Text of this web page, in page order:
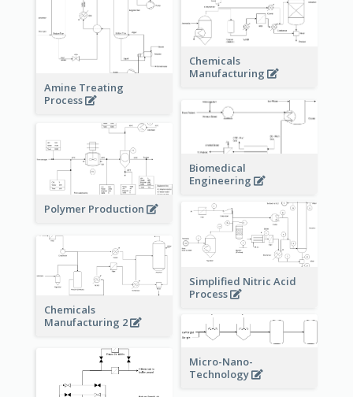
Amine Treating
Process
Chemicals
Manufacturing
Biomedical
Engineering
Polymer Production
Simplified Nitric Acid
Process
Chemicals
Manufacturing 2
Micro-Nano-
Technology